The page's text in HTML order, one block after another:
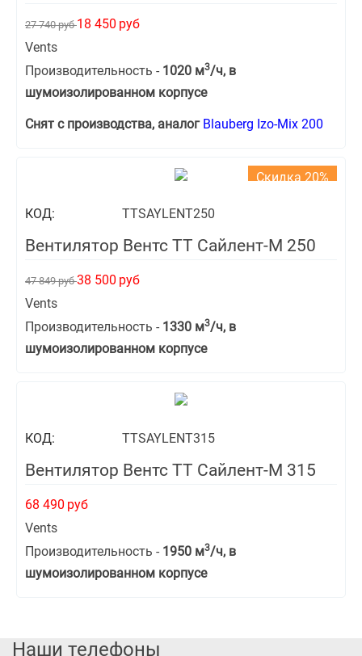
27 740 руб18 450 руб
Vents
Производительность - 1020 м3/ч, в
шумоизолированном корпусе
Снят с производства, аналог Blauberg Izo-Mix 200
Скидка 20%
КОД: TTSAYLENT250
Вентилятор Вентс ТТ Сайлент-М 250
47 849 руб38 500 руб
Vents
Производительность - 1330 м3/ч, в
шумоизолированном корпусе
КОД: TTSAYLENT315
Вентилятор Вентс ТТ Сайлент-М 315
68 490 руб
Vents
Производительность - 1950 м3/ч, в
шумоизолированном корпусе
Наши телефоны